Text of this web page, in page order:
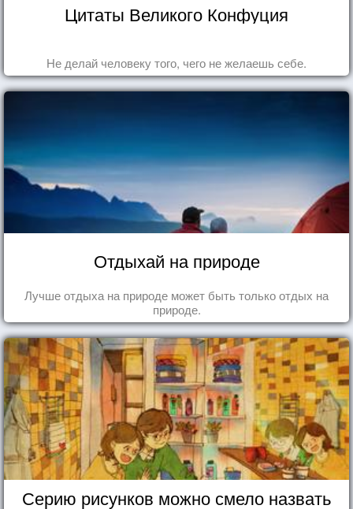
Цитаты Великого Конфуция
Не делай человеку того, чего не желаешь себе.
Отдыхай на природе
Лучше отдыха на природе может быть только отдых на
природе.
Серию рисунков можно смело назвать